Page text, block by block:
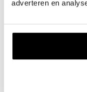
adverteren en